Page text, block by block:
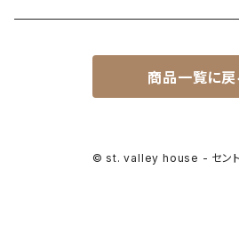
Akihiro Wood Works
商品一覧に戻
© st. valley house - セント